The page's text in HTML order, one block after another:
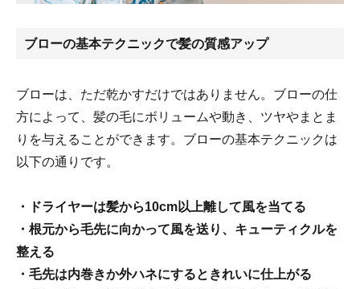
ブローの基本テクニックで髪の質感アップ
ブローは、ただ乾かすだけではありません。ブローの仕
方によって、髪の毛にボリュームや動き、ツヤやまとま
りを与えることができます。ブローの基本テクニックは
以下の通りです。
・ドライヤーは髪から10cm以上離して風を当てる
・根元から毛先に向かって風を送り、キューティクルを
整える
・毛先は内巻きか外ハネにするときれいに仕上がる